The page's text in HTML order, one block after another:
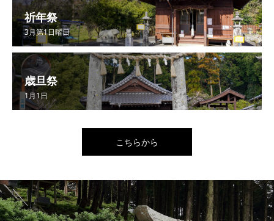
祈年祭
3月第1日曜日
歳旦祭
1月1日
こちらから